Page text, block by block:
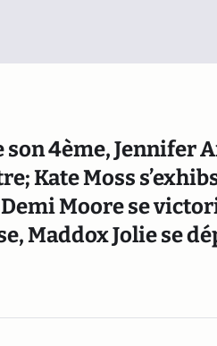
4ème, Jennifer
Kate Moss
Moore se
Maddox Jolie se